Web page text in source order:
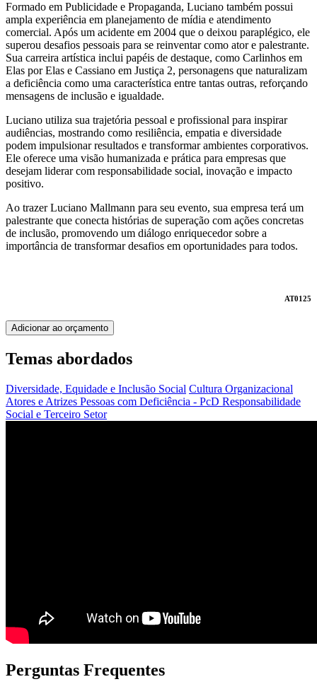
Formado em Publicidade e Propaganda, Luciano também possui
ampla experiência em planejamento de mídia e atendimento
comercial. Após um acidente em 2004 que o deixou paraplégico, ele
superou desafios pessoais para se reinventar como ator e palestrante.
Sua carreira artística inclui papéis de destaque, como Carlinhos em
Elas por Elas e Cassiano em Justiça 2, personagens que naturalizam
a deficiência como uma característica entre tantas outras, reforçando
mensagens de inclusão e igualdade.
Luciano utiliza sua trajetória pessoal e profissional para inspirar
audiências, mostrando como resiliência, empatia e diversidade
podem impulsionar resultados e transformar ambientes corporativos.
Ele oferece uma visão humanizada e prática para empresas que
desejam liderar com responsabilidade social, inovação e impacto
positivo.
Ao trazer Luciano Mallmann para seu evento, sua empresa terá um
palestrante que conecta histórias de superação com ações concretas
de inclusão, promovendo um diálogo enriquecedor sobre a
importância de transformar desafios em oportunidades para todos.
AT0125
Adicionar ao orçamento
Temas abordados
Diversidade, Equidade e Inclusão Social Cultura Organizacional
Atores e Atrizes Pessoas com Deficiência - PcD Responsabilidade
Social e Terceiro Setor
Perguntas Frequentes